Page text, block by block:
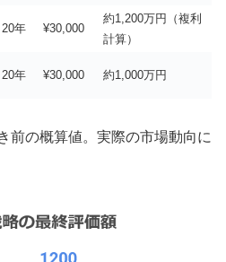
20年 ¥30,000
約1,200万円（複利
計算）
20年 ¥30,000 約1,000万円
前の概算値。実際の市場動向に